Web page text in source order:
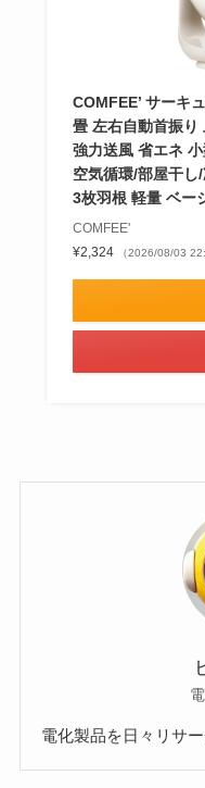
COMFEE’ サーキ
畳 左右自動首振り
強力送風 省エネ
空気循環/部屋干し
3枚羽根 軽量 ベー
COMFEE'
¥2,324
（2026/08/03
電化製品を日々リサ